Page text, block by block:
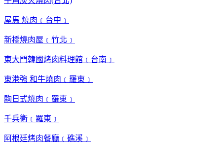
屋馬 燒肉﹝台中﹞
新橋燒肉屋﹝竹北﹞
東大門韓國烤肉料理館﹝台南﹞
東港強 和牛燒肉﹝羅東﹞
駒日式燒肉﹝羅東﹞
千兵衛﹝羅東﹞
阿根廷烤肉餐廳﹝礁溪﹞